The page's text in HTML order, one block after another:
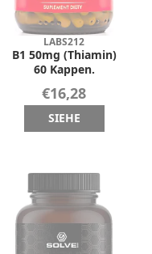
LABS212
B1 50mg (Thiamin)
60 Kappen.
€16,28
SIEHE